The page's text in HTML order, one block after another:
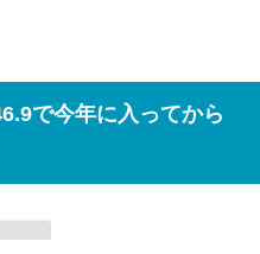
で今年に入ってから